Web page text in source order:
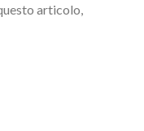
articolo,